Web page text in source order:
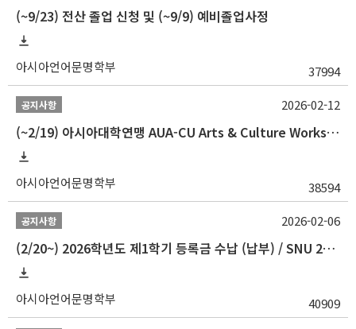
(~9/23) 전산 졸업 신청 및 (~9/9) 예비졸업사정
아시아언어문명학부 37994
공지사항
(~2/19) 아시아대학연맹 AUA-CU Arts & Culture Workshop Camp 2026 참가자 선발 안내
아시아언어문명학부 38594
2026-02-12
공지사항
(2/20~) 2026학년도 제1학기 등록금 수납 (납부) / SNU 26-1 Tuition fee payment notice
아시아언어문명학부 40909
2026-02-06